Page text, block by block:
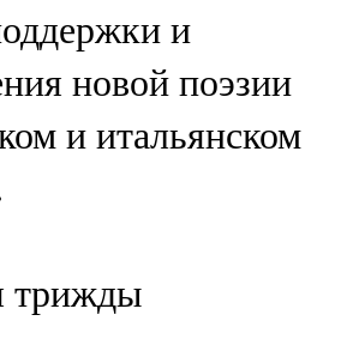
и
новой поэзии
и итальянском
трижды